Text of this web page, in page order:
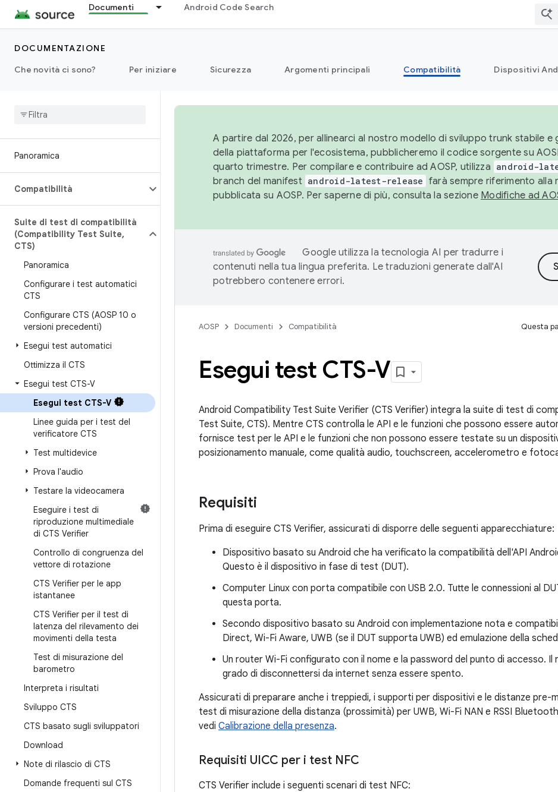
Documenti Android Code Search
DOCUMENTAZIONE
Che novità ci sono?
Per iniziare Sicurezza Argomenti principali Compatibilità Dispositivi
Panoramica
Compatibilità
Suite di test di compatibilità
(Compatibility Test Suite,
CTS)
Panoramica
Configurare i test automatici
CTS
Configurare CTS (AOSP 10 o
versioni precedenti)
Esegui test automatici
Ottimizza il CTS
Esegui test CTS-V
Esegui test CTS-V
Linee guida per i test del
verificatore CTS
Test multidevice
Prova l'audio
Testare la videocamera
Eseguire i test di
riproduzione multimediale
di CTS Verifier
Controllo di congruenza del
vettore di rotazione
CTS Verifier per le app
istantanee
CTS Verifier per il test di
latenza del rilevamento dei
movimenti della testa
Test di misurazione del
barometro
Interpreta i risultati
Sviluppo CTS
CTS basato sugli sviluppatori
Download
Note di rilascio di CTS
Domande frequenti sul CTS
A partire dal 2026, per allinearci al nostro modello di sviluppo trunk stabile e
della piattaforma per l'ecosistema, pubblicheremo il codice sorgente su
quarto trimestre. Per compilare e contribuire ad AOSP, utilizza android-
branch del manifest android-latest-release farà sempre riferimento alla
pubblicata su AOSP. Per saperne di più, consulta la sezione Modifiche ad
Google utilizza la tecnologia AI per tradurre i
contenuti nella tua lingua preferita. Le traduzioni generate dall'AI
potrebbero contenere errori.
AOSP Documenti Compatibilità Questa
Esegui test CTS-V
Android Compatibility Test Suite Verifier (CTS Verifier) integra la suite di test di
Test Suite, CTS). Mentre CTS controlla le API e le funzioni che possono essere
fornisce test per le API e le funzioni che non possono essere testate su un
posizionamento manuale, come qualità audio, touchscreen, accelerometro e
Requisiti
Prima di eseguire CTS Verifier, assicurati di disporre delle seguenti apparecchiature:
Dispositivo basato su Android che ha verificato la compatibilità dell'API
Questo è il dispositivo in fase di test (DUT).
Computer Linux con porta compatibile con USB 2.0. Tutte le connessioni al
questa porta.
Secondo dispositivo basato su Android con implementazione nota e
Direct, Wi-Fi Aware, UWB (se il DUT supporta UWB) ed emulazione della
Un router Wi-Fi configurato con il nome e la password del punto di accesso. Il
grado di disconnettersi da internet senza essere spento.
Assicurati di preparare anche i treppiedi, i supporti per dispositivi e le distanze pre-
test di misurazione della distanza (prossimità) per UWB, Wi-Fi NAN e RSSI
vedi Calibrazione della presenza.
Requisiti UICC per i test NFC
CTS Verifier include i seguenti scenari di test NFC: